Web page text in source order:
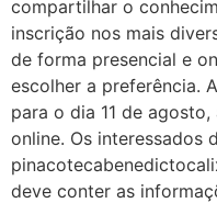
compartilhar o
inscrição nos mais
de forma presencial e
escolher a preferência.
para o dia 11 de
online. Os interessados
deve conter as